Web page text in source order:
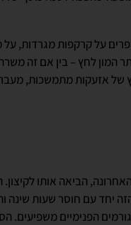
על קרקפות מגרדות,
המון לחץ – בין אם זה
בסיטואציות בלתי אפשריות וקרוביהם אשר דואגים לשלומם 24/7, לחץ של
הביאה אותו לקיצון.
יחד עם חוסר שעות שינה
הפנימיים משפיעים.